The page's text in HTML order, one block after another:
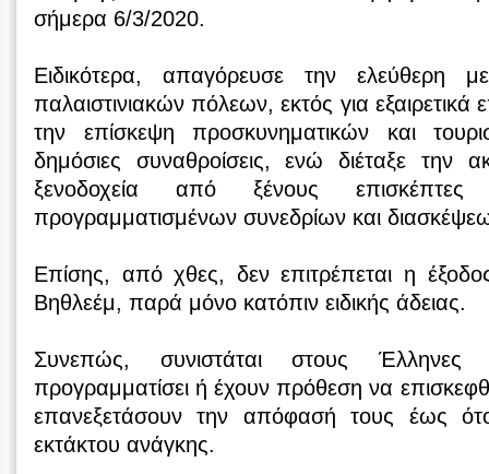
σήμερα 6/3/2020.
Ειδικότερα, απαγόρευσε την ελεύθερη
παλαιστινιακών πόλεων, εκτός για εξαιρετικά
την επίσκεψη προσκυνηματικών και
δημόσιες συναθροίσεις, ενώ διέταξε την
ξενοδοχεία από ξένους
προγραμματισμένων συνεδρίων και
Επίσης, από χθες, δεν επιτρέπεται η
Βηθλεέμ, παρά μόνο κατόπιν ειδικής άδειας.
Συνεπώς, συνιστάται στους
προγραμματίσει ή έχουν πρόθεση να
επανεξετάσουν την απόφασή τους έως
εκτάκτου ανάγκης.